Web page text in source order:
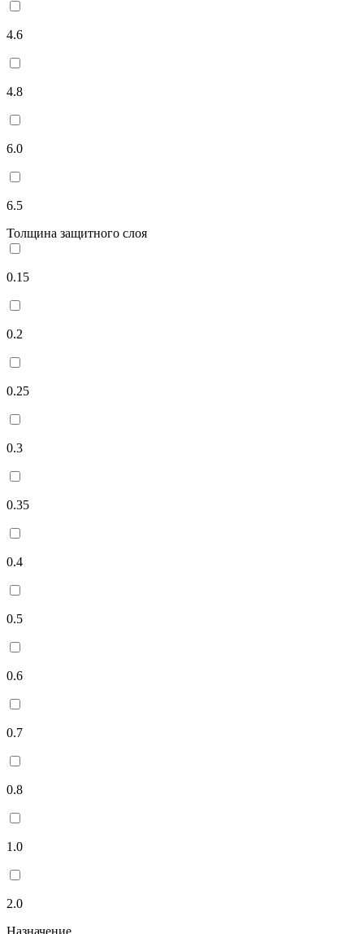
4.6
4.8
6.0
6.5
Толщина защитного слоя
0.15
0.2
0.25
0.3
0.35
0.4
0.5
0.6
0.7
0.8
1.0
2.0
Назначение